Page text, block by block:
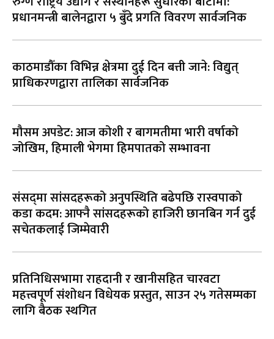
प्रधानमन्त्री बालेनद्वारा ५ बुँदे प्रगति विवरण सार्वजनिक
काठमाडौँका विभिन्न क्षेत्रमा दुई दिन बत्ती जाने: विद्युत्
प्राधिकरणद्वारा तालिका सार्वजनिक
मौसम अपडेट: आज कोशी र बागमतीमा भारी वर्षाको
जोखिम, हिमाली भेगमा हिमपातको सम्भावना
संसद्‌मा सांसदहरूको अनुपस्थिति बढेपछि रास्वपाको
कडा कदम: आफ्नै सांसदहरूको हाजिरी छानबिन गर्न दुई
सचेतकलाई जिम्मेवारी
प्रतिनिधिसभामा राहदानी र खानीसहित चारवटा
महत्त्वपूर्ण संशोधन विधेयक प्रस्तुत, साउन २५ गतेसम्मका
लागि बैठक स्थगित